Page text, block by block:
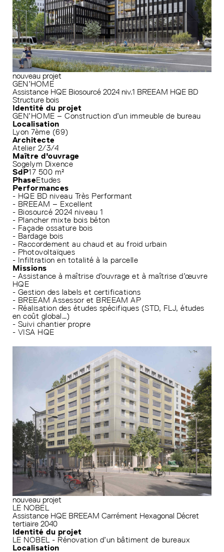
nouveau projet
GEN’HOME
Assistance HQE Biosourcé 2024 niv.1 BREEAM HQE BD
Structure bois
Identité du projet
GEN’HOME – Construction d’un immeuble de bureau
Localisation
Lyon 7ème (69)
Architecte
Atelier 2/3/4
Maître d'ouvrage
Sogelym Dixence
SdP17 500 m²
PhaseEtudes
Performances
- HQE BD niveau Très Performant
- BREEAM – Excellent
- Biosourcé 2024 niveau 1
- Plancher mixte bois béton
- Façade ossature bois
- Bardage bois
- Raccordement au chaud et au froid urbain
- Photovoltaïques
- Infiltration en totalité à la parcelle
Missions
- Assistance à maîtrise d’ouvrage et à maîtrise d’œuvre
HQE
- Gestion des labels et certifications
- BREEAM Assessor et BREEAM AP
- Réalisation des études spécifiques (STD, FLJ, études
en coût global…)
- Suivi chantier propre
- VISA HQE
nouveau projet
LE NOBEL
Assistance HQE BREEAM Carrément Hexagonal Décret
tertiaire 2040
Identité du projet
LE NOBEL - Rénovation d’un bâtiment de bureaux
Localisation